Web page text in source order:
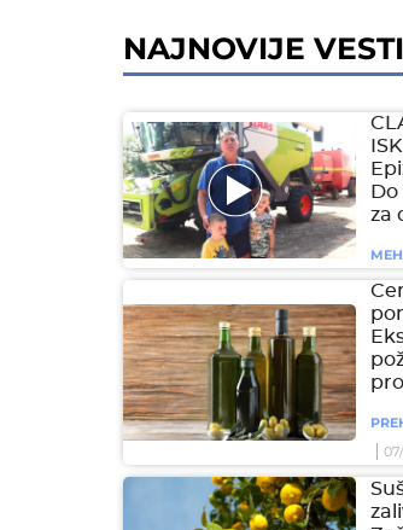
NAJNOVIJE VESTI
za